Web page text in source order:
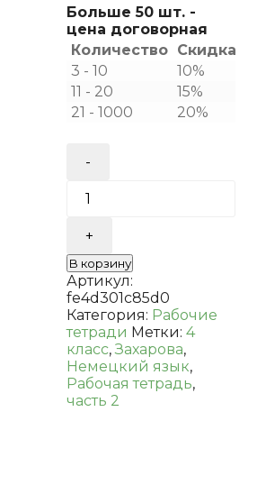
Больше 50 шт. -
цена договорная
Количество Скидка
3 - 10
10%
11 - 20
15%
21 - 1000
20%
тетрадь.
4
класс.
Часть
2
В корзину
Артикул:
fe4d301c85d0
Категория: Рабочие
тетради Метки: 4
класс,Захарова,
Немецкий язык,
Рабочая тетрадь,
часть 2